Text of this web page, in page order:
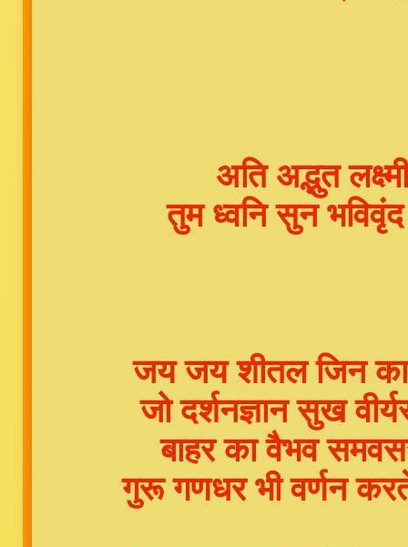
अति अद्भुत
तुम ध्वनि सुन
जय जय शीतल जिन
जो दर्शनज्ञान सुख
बाहर का वैभव
गुरू गणधर भी वर्णन